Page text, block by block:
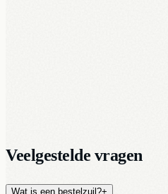
Veelgestelde vragen
Wat is een bestelzuil?+